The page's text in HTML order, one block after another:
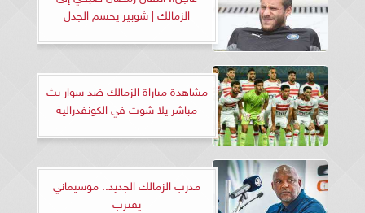
الزمالك | شوبير يحسم الجدل
مشاهدة مباراة الزمالك ضد سوار بث
مباشر يلا شوت في الكونفدرالية
مدرب الزمالك الجديد.. موسيماني
يقترب